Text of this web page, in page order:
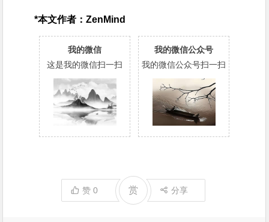
*本文作者：ZenMind
我的微信
这是我的微信扫一扫
我的微信公众号
我的微信公众号扫一扫
赞0 赏 分享